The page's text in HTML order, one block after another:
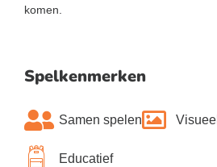
komen.
Spelkenmerken
Samen spelen Visueel
Educatief